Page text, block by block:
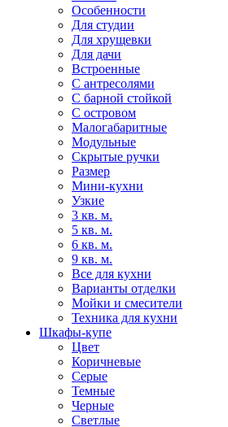
Особенности
Для студии
Для хрущевки
Для дачи
Встроенные
С антресолями
С барной стойкой
С островом
Малогабаритные
Модульные
Скрытые ручки
Размер
Мини-кухни
Узкие
3 кв. м.
5 кв. м.
6 кв. м.
9 кв. м.
Все для кухни
Варианты отделки
Мойки и смесители
Техника для кухни
Шкафы-купе
Цвет
Коричневые
Серые
Темные
Черные
Светлые